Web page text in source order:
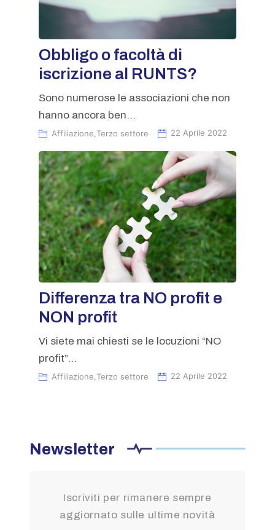
Obbligo o facoltà di
iscrizione al RUNTS?
Sono numerose le associazioni che non
hanno ancora ben...
Affiliazione Terzo settore 22 Aprile 2022
Differenza tra NO profit e
NON profit
Vi siete mai chiesti se le locuzioni “NO
profit”...
Affiliazione Terzo settore 22 Aprile 2022
Newsletter
Iscriviti per rimanere sempre
aggiornato sulle ultime novità